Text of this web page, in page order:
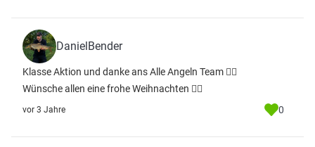
DanielBender
Klasse Aktion und danke ans Alle Angeln Team 👌🏻
Wünsche allen eine frohe Weihnachten ✌🏻
vor 3 Jahre 0